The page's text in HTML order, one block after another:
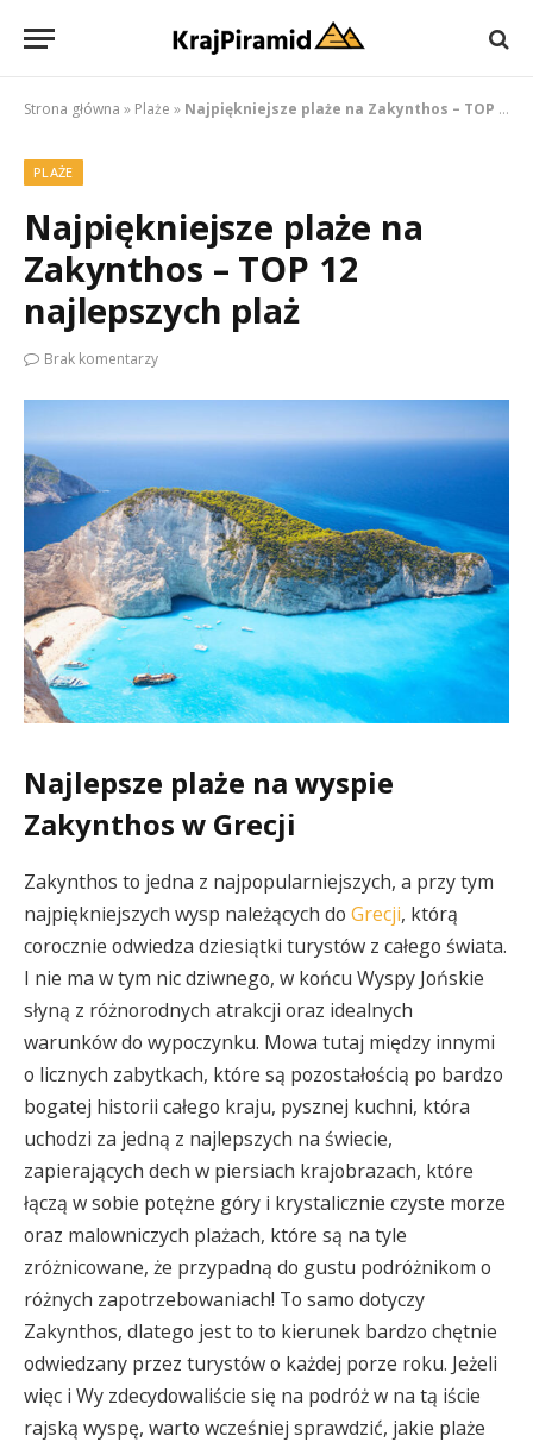
Strona główna » Plaże » Najpiękniejsze plaże na Zakynthos – TOP 12 najlepszych plaż
PLAŻE
Najpiękniejsze plaże na
Zakynthos – TOP 12
najlepszych plaż
Brak komentarzy
Najlepsze plaże na wyspie
Zakynthos w Grecji
Zakynthos to jedna z najpopularniejszych, a przy tym
najpiękniejszych wysp należących do Grecji, którą
corocznie odwiedza dziesiątki turystów z całego świata.
I nie ma w tym nic dziwnego, w końcu Wyspy Jońskie
słyną z różnorodnych atrakcji oraz idealnych
warunków do wypoczynku. Mowa tutaj między innymi
o licznych zabytkach, które są pozostałością po bardzo
bogatej historii całego kraju, pysznej kuchni, która
uchodzi za jedną z najlepszych na świecie,
zapierających dech w piersiach krajobrazach, które
łączą w sobie potężne góry i krystalicznie czyste morze
oraz malowniczych plażach, które są na tyle
zróżnicowane, że przypadną do gustu podróżnikom o
różnych zapotrzebowaniach! To samo dotyczy
Zakynthos, dlatego jest to to kierunek bardzo chętnie
odwiedzany przez turystów o każdej porze roku. Jeżeli
więc i Wy zdecydowaliście się na podróż w na tą iście
rajską wyspę, warto wcześniej sprawdzić, jakie plaże